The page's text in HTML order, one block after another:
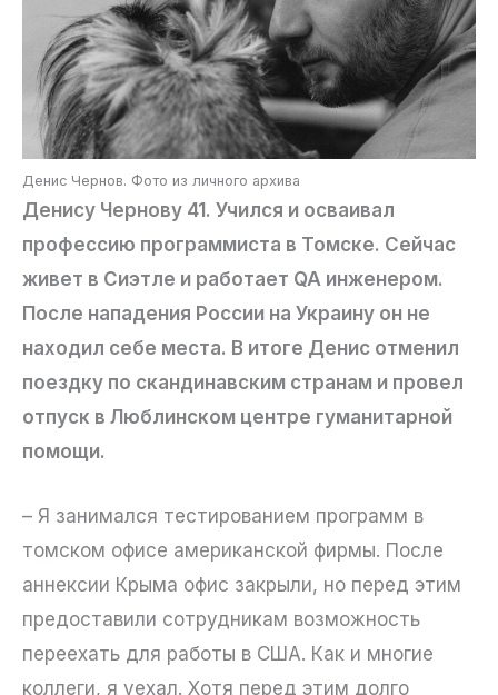
Денис Чернов. Фото из личного архива
Денису Чернову 41. Учился и осваивал
профессию программиста в Томске. Сейчас
живет в Сиэтле и работает QA инженером.
После нападения России на Украину он не
находил себе места. В итоге Денис отменил
поездку по скандинавским странам и провел
отпуск в Люблинском центре гуманитарной
помощи.
– Я занимался тестированием программ в
томском офисе американской фирмы. После
аннексии Крыма офис закрыли, но перед этим
предоставили сотрудникам возможность
переехать для работы в США. Как и многие
коллеги, я уехал. Хотя перед этим долго